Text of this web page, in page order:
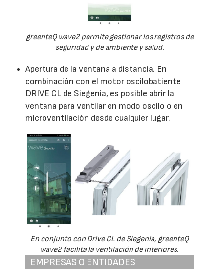
greenteQ wave2 permite gestionar los registros de
seguridad y de ambiente y salud.
Apertura de la ventana a distancia. En
combinación con el motor oscilobatiente
DRIVE CL de Siegenia, es posible abrir la
ventana para ventilar en modo oscilo o en
microventilación desde cualquier lugar.
En conjunto con Drive CL de Siegenia, greenteQ
wave2 facilita la ventilación de interiores.
EMPRESAS O ENTIDADES